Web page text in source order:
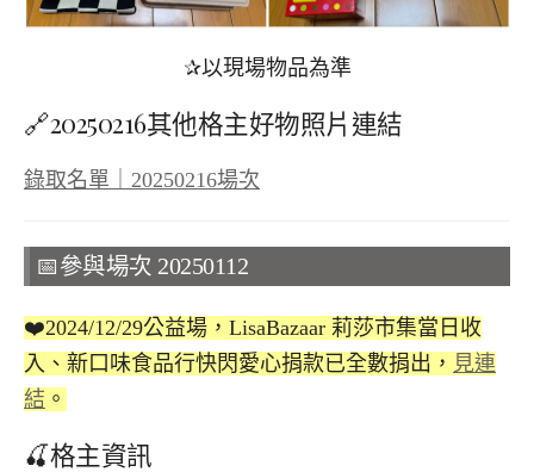
✰以現場物品為準
🔗20250216其他格主好物照片連結
錄取名單｜20250216場次
📅參與場次 20250112
❤️2024/12/29公益場，LisaBazaar 莉莎市集當日收
入、新口味食品行快閃愛心捐款已全數捐出， 見連
結 。
🍒格主資訊